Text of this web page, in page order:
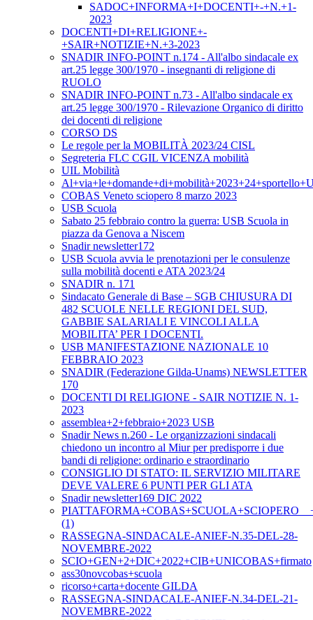
SADOC+INFORMA+I+DOCENTI+-+N.+1-
2023
DOCENTI+DI+RELIGIONE+-
+SAIR+NOTIZIE+N.+3-2023
SNADIR INFO-POINT n.174 - All'albo sindacale ex
art.25 legge 300/1970 - insegnanti di religione di
RUOLO
SNADIR INFO-POINT n.73 - All'albo sindacale ex
art.25 legge 300/1970 - Rilevazione Organico di diritto
dei docenti di religione
CORSO DS
Le regole per la MOBILITÀ 2023/24 CISL
Segreteria FLC CGIL VICENZA mobilità
UIL Mobilità
COBAS Veneto sciopero 8 marzo 2023
USB Scuola
Sabato 25 febbraio contro la guerra: USB Scuola in
piazza da Genova a Niscem
Snadir newsletter172
USB Scuola avvia le prenotazioni per le consulenze
sulla mobilità docenti e ATA 2023/24
SNADIR n. 171
Sindacato Generale di Base – SGB CHIUSURA DI
482 SCUOLE NELLE REGIONI DEL SUD,
GABBIE SALARIALI E VINCOLI ALLA
MOBILITA’ PER I DOCENTI.
USB MANIFESTAZIONE NAZIONALE 10
FEBBRAIO 2023
SNADIR (Federazione Gilda-Unams) NEWSLETTER
170
DOCENTI DI RELIGIONE - SAIR NOTIZIE N. 1-
2023
assemblea+2+febbraio+2023 USB
Snadir News n.260 - Le organizzazioni sindacali
chiedono un incontro al Miur per predisporre i due
bandi di religione: ordinario e straordinario
CONSIGLIO DI STATO: IL SERVIZIO MILITARE
DEVE VALERE 6 PUNTI PER GLI ATA
Snadir newsletter169 DIC 2022
(1)
RASSEGNA-SINDACALE-ANIEF-N.35-DEL-28-
NOVEMBRE-2022
SCIO+GEN+2+DIC+2022+CIB+UNICOBAS+firmato
ass30novcobas+scuola
ricorso+carta+docente GILDA
RASSEGNA-SINDACALE-ANIEF-N.34-DEL-21-
NOVEMBRE-2022